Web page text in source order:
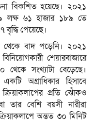
বিকশিত হয়েছে। ২০২১
৯ লক্ষ ৬১ হাজার ১৮৯ তে
পেয়েছে।
থেকে বাদ পড়েনি। ২০২১
শেয়ারবাজারে
সংখ্যাটা বেড়েছে।
একটি অগ্রাধিকার হিসাবে
ক্রিয়াকলাপের প্রতি ঝোঁকও
বেশি বয়সী নারীরা
অন্তত ৩০ মিনিট